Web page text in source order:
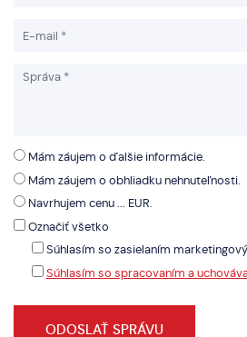
Mám záujem o ďalšie informácie.
Mám záujem o obhliadku nehnuteľnosti.
Navrhujem cenu ... EUR.
Označiť všetko
Súhlasím so zasielaním
Súhlasím so spracovaním a